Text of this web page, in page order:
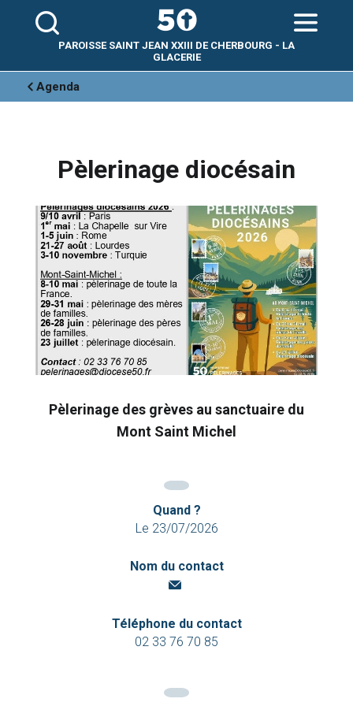
personnels
PAROISSE SAINT JEAN XXIII DE CHERBOURG - LA
GLACERIE
Agenda
Pèlerinage diocésain
Pèlerinage des grèves au sanctuaire du
Mont Saint Michel
Quand ?
Le 23/07/2026
Nom du contact
Téléphone du contact
02 33 76 70 85